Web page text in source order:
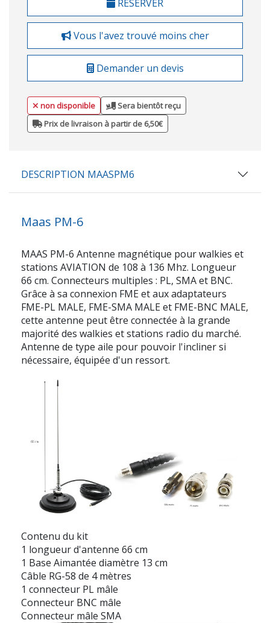
RÉSERVER
Vous l'avez trouvé moins cher
Demander un devis
non disponible
Sera bientôt reçu
Prix de livraison à partir de 6,50€
DESCRIPTION MAASPM6
Maas PM-6
MAAS PM-6 Antenne magnétique pour walkies et
stations AVIATION de 108 à 136 Mhz. Longueur
66 cm. Connecteurs multiples : PL, SMA et BNC.
Grâce à sa connexion FME et aux adaptateurs
FME-PL MALE, FME-SMA MALE et FME-BNC MALE,
cette antenne peut être connectée à la grande
majorité des walkies et stations radio du marché.
Antenne de type aile pour pouvoir l'incliner si
nécessaire, équipée d'un ressort.
Contenu du kit
1 longueur d'antenne 66 cm
1 Base Aimantée diamètre 13 cm
Câble RG-58 de 4 mètres
1 connecteur PL mâle
Connecteur BNC mâle
Connecteur mâle SMA